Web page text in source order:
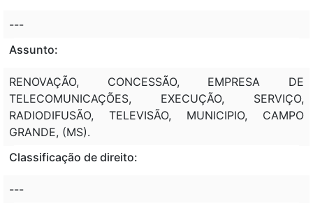
---
Assunto:
RENOVAÇÃO, CONCESSÃO, EMPRESA DE
TELECOMUNICAÇÕES, EXECUÇÃO, SERVIÇO,
RADIODIFUSÃO, TELEVISÃO, MUNICIPIO, CAMPO
GRANDE, (MS).
Classificação de direito:
---